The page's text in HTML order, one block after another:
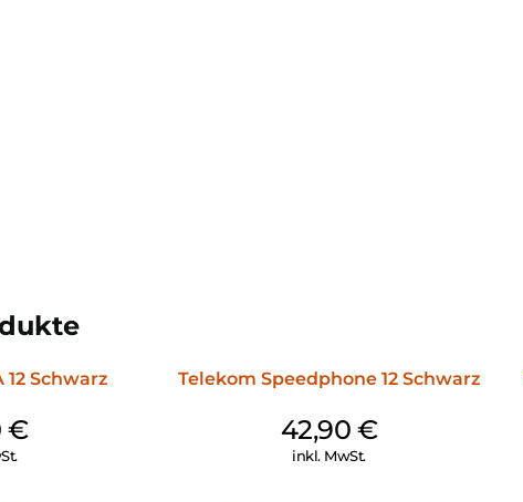
12 Schwarz
€
Telekom Speedphone 12 Schwarz
42,90 €
inkl. MwSt.